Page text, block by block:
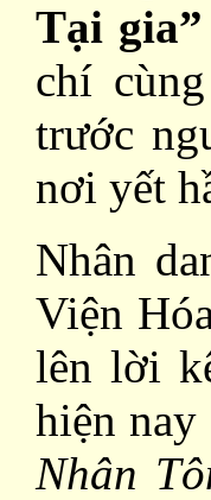
Tại gia”
chí
trước
nơi yết
Nhân
Viện
lên lời
hiện nay
Nhân